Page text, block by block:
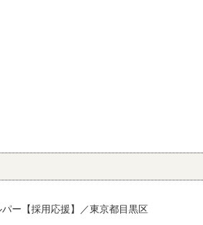
ー【採用応援】／東京都目黒区